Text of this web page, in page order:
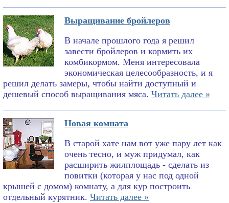
Выращивание бройлеров
В начале прошлого года я решил
завести бройлеров и кормить их
комбикормом. Меня интересовала
экономическая целесообразность, и я
решил делать замеры, чтобы найти доступный и
дешевый способ выращивания мяса. Читать далее »
Новая комната
В старой хате нам вот уже пару лет как
очень тесно, и муж придумал, как
расширить жилплощадь - сделать из
повитки (которая у нас под одной
крышей с домом) комнату, а для кур построить
отдельный курятник. Читать далее »